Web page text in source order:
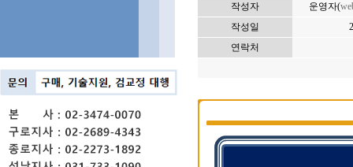
작성자 운영자(
작성일
연락처